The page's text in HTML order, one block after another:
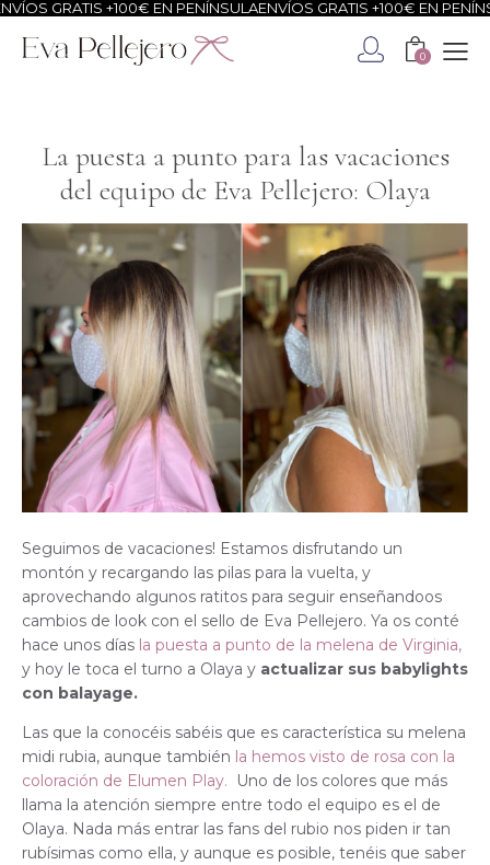
+100€ EN PENÍNSULAENVÍOS GRATIS +100€ EN PENÍNSULA
0
La puesta a punto para las vacaciones
del equipo de Eva Pellejero: Olaya
Seguimos de vacaciones! Estamos disfrutando un
montón y recargando las pilas para la vuelta, y
aprovechando algunos ratitos para seguir enseñandoos
cambios de look con el sello de Eva Pellejero. Ya os conté
hace unos días la puesta a punto de la melena de Virginia,
y hoy le toca el turno a Olaya y actualizar sus babylights
con balayage.
Las que la conocéis sabéis que es característica su melena
midi rubia, aunque también la hemos visto de rosa con la
coloración de Elumen Play.
Uno de los colores que más
llama la atención siempre entre todo el equipo es el de
Olaya. Nada más entrar las fans del rubio nos piden ir tan
rubísimas como ella, y aunque es posible, tenéis que saber